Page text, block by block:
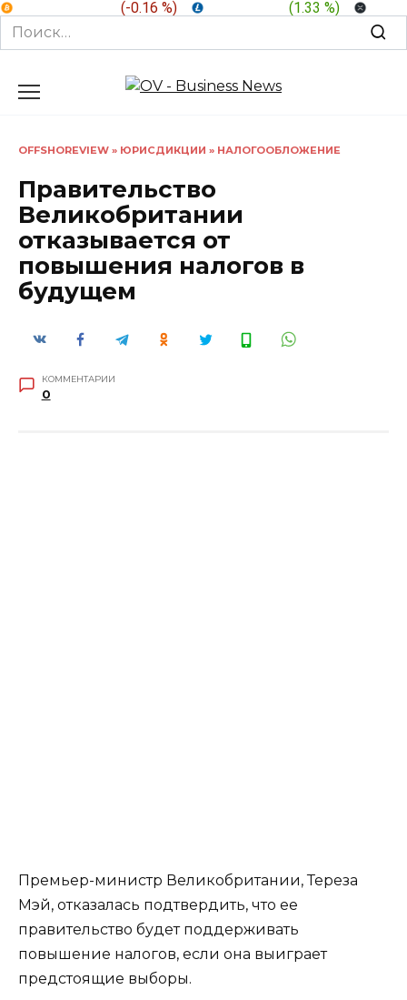
(-0.16 %) (1.33 %)
Search
for:
OFFSHOREVIEW » ЮРИСДИКЦИИ » НАЛОГООБЛОЖЕНИЕ
Правительство
Великобритании
отказывается от
повышения налогов в
будущем
КОММЕНТАРИИ
0
Премьер-министр Великобритании, Тереза ​​
Мэй, отказалась подтвердить, что ее
правительство будет поддерживать
повышение налогов, если она выиграет
предстоящие выборы.